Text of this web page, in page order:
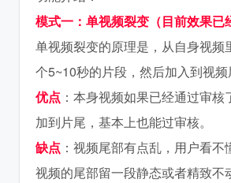
模式一：单视频裂变（目前效果已
单视频裂变的原理是，从自身视频
个5~10秒的片段，然后加入到视频
优点 ：本身视频如果已经通过审
加到片尾，基本上也能过审核。
缺点 ：视频尾部有点乱，用户看
视频的尾部留一段静态或者精致不